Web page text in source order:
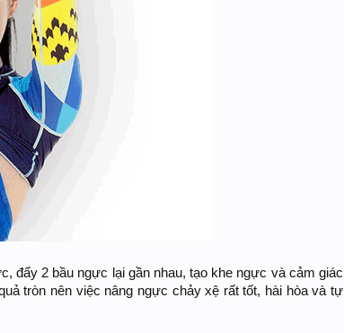
đẩy 2 bầu ngực lại gần nhau, tạo khe ngực và cảm giác
tròn nên việc nâng ngực chảy xệ rất tốt, hài hòa và tự